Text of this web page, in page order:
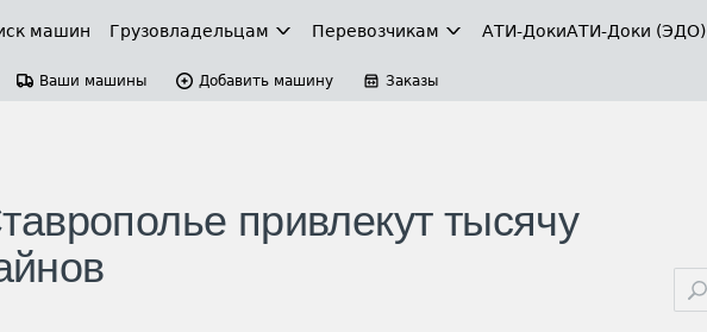
машин Грузовладельцам Перевозчикам АТИ-ДокиАТИ-Доки (ЭДО)
Ваши машины Добавить машину Заказы
привлекут тысячу